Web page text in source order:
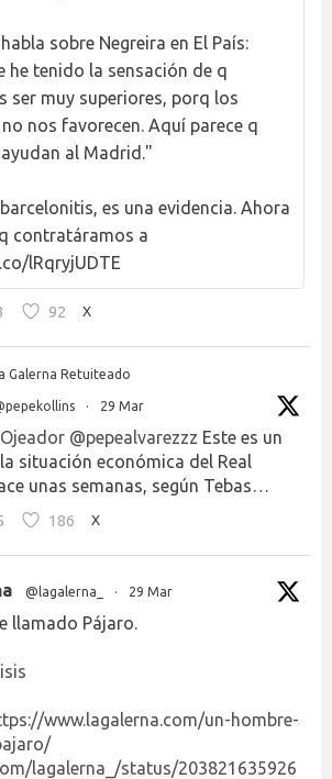
sobre Negreira en El País:
he tenido la sensación de q
ser muy superiores, porq los
nos favorecen. Aquí parece q
al Madrid."
es una evidencia. Ahora
contratáramos a
lRqryjUDTE
92 X
Galerna Retuiteado
· 29 Mar
@pepealvarezzz Este es un
situación económica del Real
unas semanas, según Tebas…
186 X
@lagalerna_ · 29 Mar
llamado Pájaro.
www.lagalerna.com/un-hombre-
lagalerna_/status/203821635926